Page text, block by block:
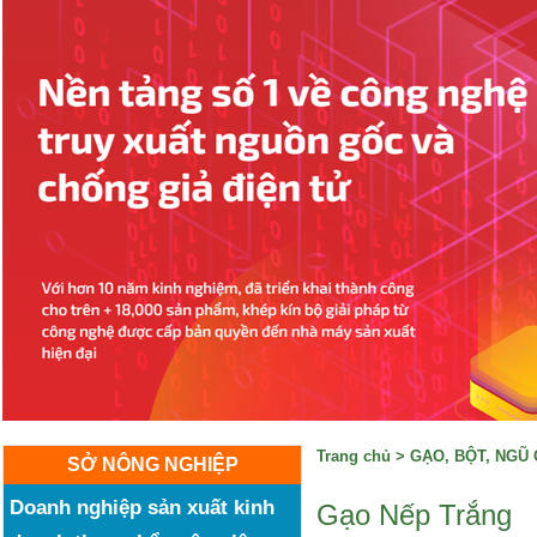
SỞ NÔNG NGHIỆP
Doanh nghiệp sản xuất kinh
Trang chủ > GẠO, BỘT, NGŨ
Gạo Nếp Trắng